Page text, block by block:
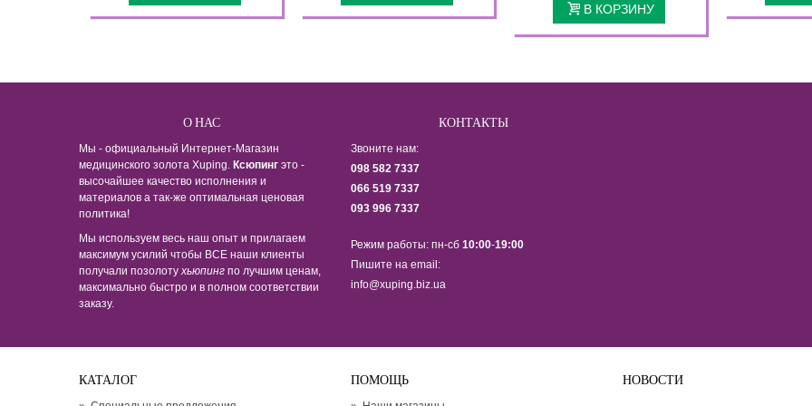
В КОРЗИНУ
О НАС
Мы - официальный Интернет-Магазин
медицинского золота Xuping. Ксюпинг это -
высочайшее качество исполнения и
материалов а так-же оптимальная ценовая
политика!
Мы используем весь наш опыт и прилагаем
максимум усилий чтобы ВСЕ наши клиенты
получали позолотухьюпинг по лучшим ценам,
максимально быстро и в полном соответствии
заказу.
КОНТАКТЫ
Звоните нам:
098 582 7337
066 519 7337
093 996 7337
Режим работы: пн-сб 10:00-19:00
Пишите на email:
info@xuping.biz.ua
КАТАЛОГ ПОМОЩЬ НОВОСТИ